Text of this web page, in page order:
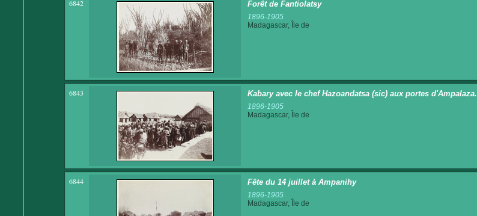
6842 Forêt de Fantiolatsy
1896-1905
Madagascar, Île de
6843 Kabary avec le chef Hazoandatsa (sic) aux portes d'Ampalaza.
1896-1905
Madagascar, Île de
6844 Fête du 14 juillet à Ampanihy
1896-1905
Madagascar, Île de